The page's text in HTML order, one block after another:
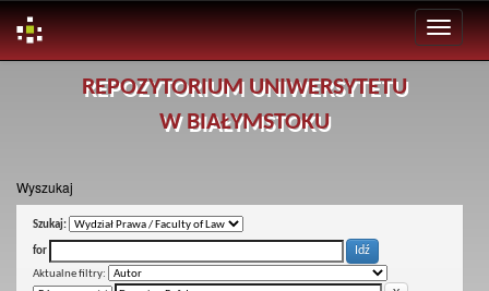
REPOZYTORIUM UNIWERSYTETU
W BIAŁYMSTOKU
Wyszukaj
Szukaj:
for
Aktualne filtry: